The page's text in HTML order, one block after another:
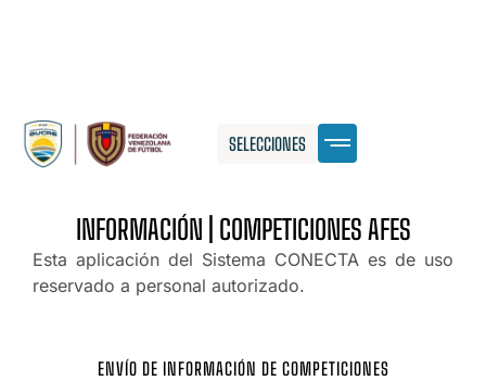
SELECCIONES
INFORMACIÓN | COMPETICIONES AFES
Esta aplicación del Sistema CONECTA es de uso
reservado a personal autorizado.
ENVÍO DE INFORMACIÓN DE COMPETICIONES